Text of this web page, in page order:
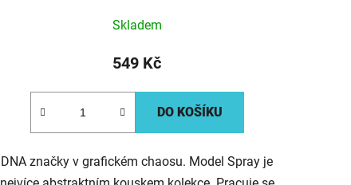
Skladem
549 Kč
DO KOŠÍKU
DNA značky v grafickém chaosu. Model Spray je